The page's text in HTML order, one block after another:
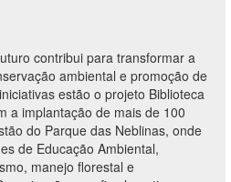
contribui para transformar a
ambiental e promoção de
estão o projeto Biblioteca
a implantação de mais de 100
do Parque das Neblinas, onde
de Educação Ambiental,
manejo florestal e